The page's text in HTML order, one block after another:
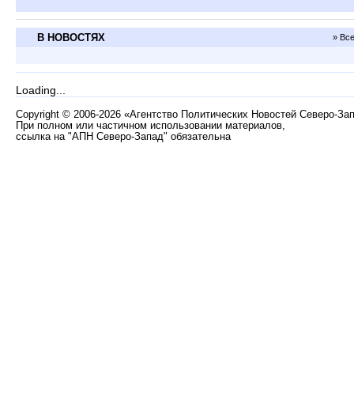
В НОВОСТЯХ »
Loading...
Copyright © 2006-2026 «Агентство Политических Новостей Северо-
При полном или частичном использовании материалов,
ссылка на "АПН Северо-Запад" обязательна